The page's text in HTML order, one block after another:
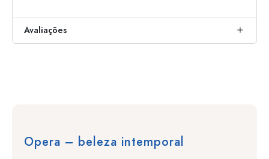
Avaliações
Opera – beleza intemporal